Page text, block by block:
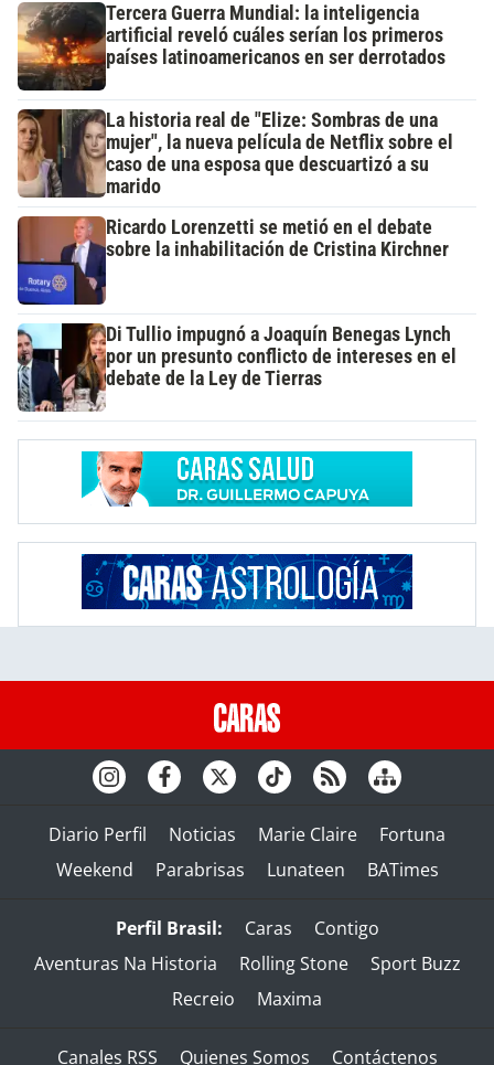
Tercera Guerra Mundial: la inteligencia
artificial reveló cuáles serían los primeros
países latinoamericanos en ser derrotados
La historia real de "Elize: Sombras de una
mujer", la nueva película de Netflix sobre el
caso de una esposa que descuartizó a su
marido
Ricardo Lorenzetti se metió en el debate
sobre la inhabilitación de Cristina Kirchner
Di Tullio impugnó a Joaquín Benegas Lynch
por un presunto conflicto de intereses en el
debate de la Ley de Tierras
Diario Perfil Noticias Marie Claire
Fortuna
Weekend
Parabrisas Lunateen BATimes
Perfil Brasil: Caras
Contigo
Aventuras Na Historia
Rolling Stone
Sport Buzz
Recreio
Maxima
Canales RSS Quienes Somos Contáctenos